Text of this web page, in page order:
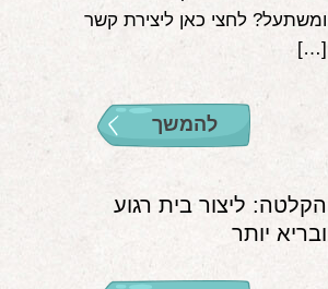
ומשתעל? לחצי כאן ליצירת קשר
[…]
להמשך
הקלטה: ליצור בית רגוע
ובריא יותר